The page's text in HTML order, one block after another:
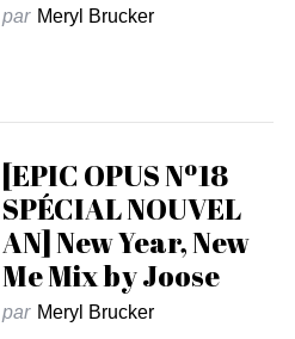
par Meryl Brucker
[EPIC OPUS Nº18
SPÉCIAL NOUVEL
AN] New Year, New
Me Mix by Joose
par Meryl Brucker